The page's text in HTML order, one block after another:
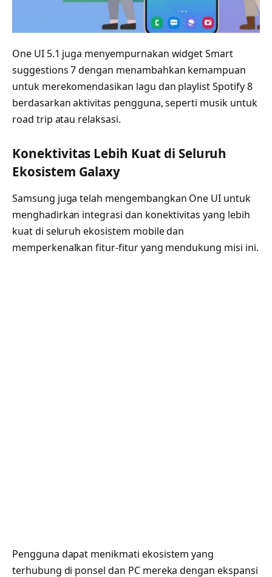
One UI 5.1 juga menyempurnakan widget Smart
suggestions 7 dengan menambahkan kemampuan
untuk merekomendasikan lagu dan playlist Spotify 8
berdasarkan aktivitas pengguna, seperti musik untuk
road trip atau relaksasi.
Konektivitas Lebih Kuat di Seluruh
Ekosistem Galaxy
Samsung juga telah mengembangkan One UI untuk
menghadirkan integrasi dan konektivitas yang lebih
kuat di seluruh ekosistem mobile dan
memperkenalkan fitur-fitur yang mendukung misi ini.
Pengguna dapat menikmati ekosistem yang
terhubung di ponsel dan PC mereka dengan ekspansi